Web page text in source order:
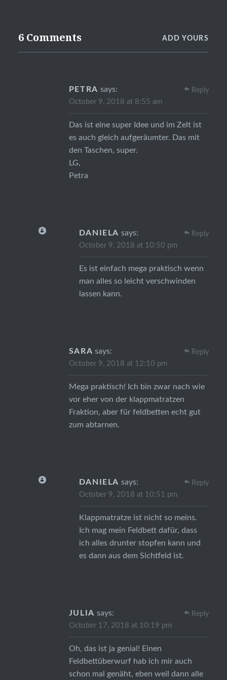
6 Comments ADD YOURS
PETRA says:
October 9, 2018 at 8:55 am
Das ist eine super Idee und im Zelt ist
es auch gleich aufgeräumter. Das mit
den Taschen, super.
LG,
Petra
Reply
DANIELA says:
October 9, 2018 at 10:50 pm
Es ist einfach mega praktisch wenn
man alles so leicht verschwinden
lassen kann.
Reply
SARA says:
October 9, 2018 at 12:10 pm
Mega praktisch! Ich bin zwar nach wie
vor eher von der klappmatratzen
Fraktion, aber für feldbetten echt gut
zum abtarnen.
Reply
DANIELA says:
October 9, 2018 at 10:51 pm
Klappmatratze ist nicht so meins.
Ich mag mein Feldbett dafür, dass
ich alles drunter stopfen kann und
es dann aus dem Sichtfeld ist.
Reply
JULIA says:
October 17, 2018 at 10:19 pm
Oh, das ist ja genial! Einen
Feldbettüberwurf hab ich mir auch
schon mal genäht, eben weil dann alle
Reply